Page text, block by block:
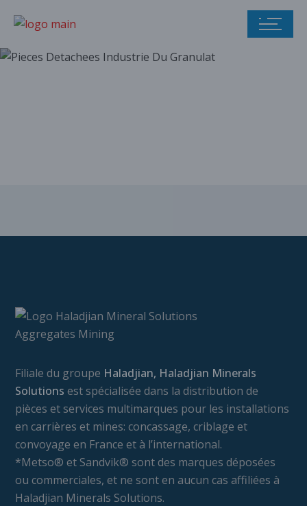
Filiale du groupe Haladjian, Haladjian Minerals
Solutions est spécialisée dans la distribution de
pièces et services multimarques pour les installations
en carrières et mines: concassage, criblage et
convoyage en France et à l’international.
*Metso® et Sandvik® sont des marques déposées
ou commerciales, et ne sont en aucun cas affiliées à
Haladjian Minerals Solutions.